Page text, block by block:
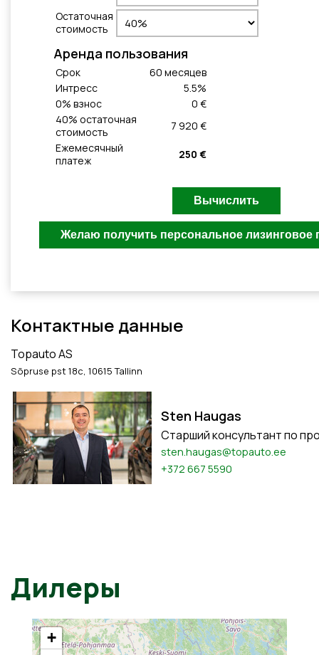
Остаточная
стоимость
Aренда пользования
Cрок 60 месяцeв
Интресс
5.5%
0% взнос
0 €
40% остаточная
стоимость
7 920 €
Ежемесячный
платеж
250 €
Контактные данные
Topauto AS
Sõpruse pst 18c, 10615 Tallinn
Sten Haugas
Старший консультант по
sten.haugas@topauto.ee
+372 667 5590
Дилеры
+